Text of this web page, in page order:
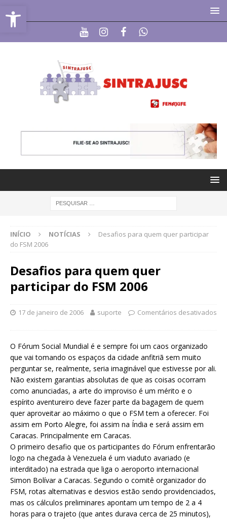
Abrir a barra de ferramentas
INÍCIO NOTÍCIAS
Desafios para quem quer participar
do FSM 2006
Desafios para quem quer
participar do FSM 2006
17 de janeiro de 2006 suporte Comentários desativados
O Fórum Social Mundial é e sempre foi um caos organizado
que vai tomando os espaços da cidade anfitriã sem muito
perguntar se, realmente, seria imaginável que estivesse por ali.
Não existem garantias absolutas de que as coisas ocorram
como anunciadas, a arte do improviso é um mérito e o
espírito aventureiro deve fazer parte da bagagem de quem
quer aproveitar ao máximo o que o FSM tem a oferecer. Foi
assim em Porto Alegre, foi assim na Índia e será assim em
Caracas. Principalmente em Caracas.
O primeiro desafio que os participantes do Fórum enfrentarão
logo na chegada à Venezuela é um viaduto avariado (e
interditado) na estrada que liga o aeroporto internacional
Simon Bolívar a Caracas. Segundo o comitê organizador do
FSM, rotas alternativas e desvios estão sendo providenciados,
mas os cálculos preliminares apontam um tempo de 2 a 4
horas para o trajeto (que antes durava cerca de 25 minutos),